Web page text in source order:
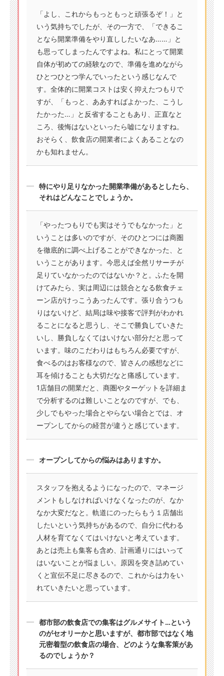
「よし、これからもっともっと頑張るぞ！」と
いう気持ちでしたが、その一方で、「できるこ
となら開業準備をやり直ししたいなあ……」と
も思ってしまったんですよね。私にとって開業
自体が初めての経験なので、準備を進めながら
ひとつひとつ学んでいったという感じなんで
す。全体的に開業コストは安く抑えたつもりで
すが、「もっと、ああすればよかった、こうし
たかった…」と反省することもあり、正直なと
ころ、後悔はないといったら嘘になりますね。
おそらく、飲食店の開業者によくあることなの
かも知れません。
特にやり足りなかった開業準備があるとしたら、
それはどんなことでしょうか。
「やったつもりでも実はそうでもなかった」と
いうことは多いのですが、そのひとつには商圏
を徹底的に調べ上げることができなかった、と
いうことがあります。今思えば全然リサーチが
足りていなかったのではないか？と。ふたを開
けてみたら、実は周辺には競合となる飲食チェ
ーン店がけっこうあったんです。張り合うつも
りはないけど、結局は味や接客で評判がわかれ
ることになると思うし、そこで勝負していきた
いし、勝負しなくてはいけない部分だと思って
います。味のこだわりはもちろん必要ですが、
食べるのはお客様なので、皆さんの感想などに
耳を傾けることも大切だなと痛感しています。
1店舗目の開業だと、商圏やターゲットを詳細ま
で分析するのは難しいことなのですが、でも、
少しでもやった場合とやらない場合とでは、オ
ープンしてからの経営が違うと感じています。
オープンしてからの悩みはありますか。
スタッフを抱えるようになったので、マネージ
メントもしなければいけなくなったのが、なか
なか大変だなと。軌道にのったらもう１店舗出
したいという気持ちがあるので、自分に代わる
人材を育てなくてはいけないと考えています。
あとは売上も集客も含め、計画通りにはいって
はいないことが悩ましい。原因を突き詰めてい
くと宣伝不足に尽きるので、これからは力をい
れていきたいと思っています。
都市部の飲食店での集客はグルメサイト…という
のがセオリーかと思いますが、都市部ではなく地
元密着型の飲食店の場合、どのような集客策があ
るのでしょうか？